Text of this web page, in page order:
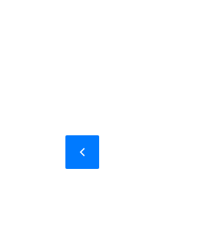
Slide-ul anterior